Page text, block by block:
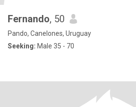
Fernando, 50
Pando, Canelones, Uruguay
Seeking: Male 35 - 70